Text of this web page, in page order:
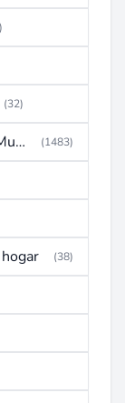
(32)
Copiadoras (Fotocopiadoras, Multifunctions, Ploter, etc) (1483)
(38)